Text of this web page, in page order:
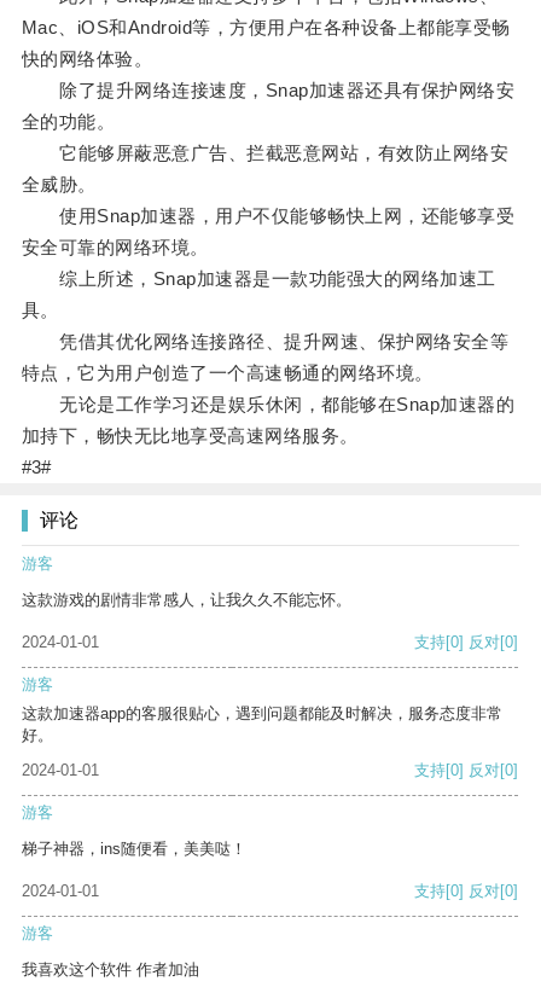
Mac、iOS和Android等，方便用户在各种设备上都能享受畅
快的网络体验。
除了提升网络连接速度，Snap加速器还具有保护网络安
全的功能。
它能够屏蔽恶意广告、拦截恶意网站，有效防止网络安
全威胁。
使用Snap加速器，用户不仅能够畅快上网，还能够享受
安全可靠的网络环境。
综上所述，Snap加速器是一款功能强大的网络加速工
具。
凭借其优化网络连接路径、提升网速、保护网络安全等
特点，它为用户创造了一个高速畅通的网络环境。
无论是工作学习还是娱乐休闲，都能够在Snap加速器的
加持下，畅快无比地享受高速网络服务。
#3#
评论
游客
这款游戏的剧情非常感人，让我久久不能忘怀。
2024-01-01 支持[0] 反对[0]
游客
这款加速器app的客服很贴心，遇到问题都能及时解决，服务态度非常
好。
2024-01-01
支持[0] 反对[0]
游客
梯子神器，ins随便看，美美哒！
2024-01-01 支持[0] 反对[0]
游客
我喜欢这个软件 作者加油